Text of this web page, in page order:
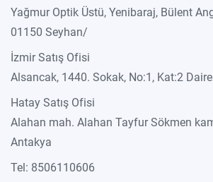
Yağmur Optik Üstü, Yenibaraj, Bülent
01150 Seyhan/
İzmir Satış Ofisi
Alsancak, 1440. Sokak, No:1, Kat:2
Hatay Satış Ofisi
Alahan mah. Alahan Tayfur Sökmen
Antakya
Tel: 8506110606